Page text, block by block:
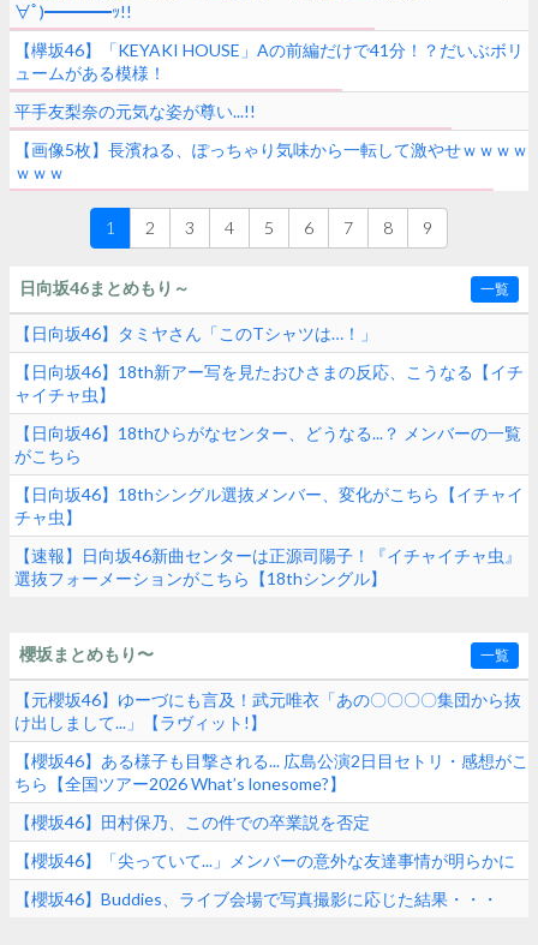
∀ﾟ)━━━━ｯ!!
【欅坂46】「KEYAKI HOUSE」Aの前編だけで41分！？だいぶボリ
ュームがある模様！
平手友梨奈の元気な姿が尊い...!!
【画像5枚】長濱ねる、ぽっちゃり気味から一転して激やせｗｗｗｗ
ｗｗｗ
1 2 3 4 5 6 7 8 9
日向坂46まとめもり～ 一覧
【日向坂46】タミヤさん「このTシャツは…！」
【日向坂46】18th新アー写を見たおひさまの反応、こうなる【イチ
ャイチャ虫】
【日向坂46】18thひらがなセンター、どうなる...？ メンバーの一覧
がこちら
【日向坂46】18thシングル選抜メンバー、変化がこちら【イチャイ
チャ虫】
【速報】日向坂46新曲センターは正源司陽子！『イチャイチャ虫』
選抜フォーメーションがこちら【18thシングル】
櫻坂まとめもり〜 一覧
【元櫻坂46】ゆーづにも言及！武元唯衣「あの〇〇〇〇集団から抜
け出しまして...」【ラヴィット!】
【櫻坂46】ある様子も目撃される... 広島公演2日目セトリ・感想がこ
ちら【全国ツアー2026 What’s lonesome?】
【櫻坂46】田村保乃、この件での卒業説を否定
【櫻坂46】「尖っていて...」メンバーの意外な友達事情が明らかに
【櫻坂46】Buddies、ライブ会場で写真撮影に応じた結果・・・